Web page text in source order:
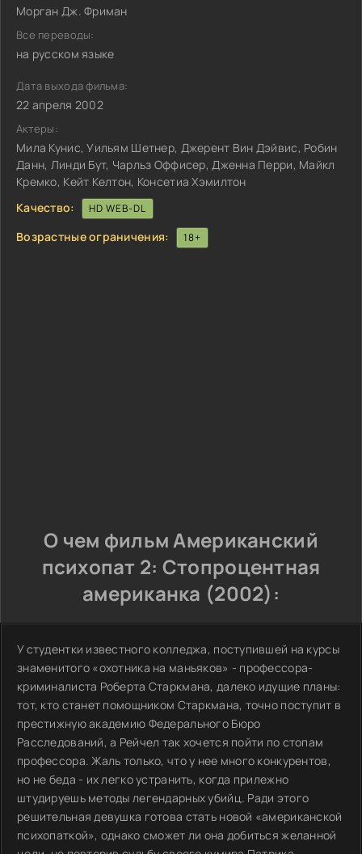
Морган Дж. Фриман
Все переводы:
на русском языке
Дата выхода фильма:
22 апреля 2002
Актеры:
Мила Кунис, Уильям Шетнер, Джерент Вин Дэйвис, Робин
Данн, Линди Бут, Чарльз Оффисер, Дженна Перри, Майкл
Кремко, Кейт Келтон, Консетиа Хэмилтон
Качество:
HD WEB-DL
Возрастные ограничения: 18+
О чем фильм Американский
психопат 2: Стопроцентная
американка (2002):
У студентки известного колледжа, поступившей на курсы
знаменитого «охотника на маньяков» - профессора-
криминалиста Роберта Старкмана, далеко идущие планы:
тот, кто станет помощником Старкмана, точно поступит в
престижную академию Федерального Бюро
Расследований, а Рейчел так хочется пойти по стопам
профессора. Жаль только, что у нее много конкурентов,
но не беда - их легко устранить, когда прилежно
штудируешь методы легендарных убийц. Ради этого
решительная девушка готова стать новой «американской
психопаткой», однако сможет ли она добиться желанной